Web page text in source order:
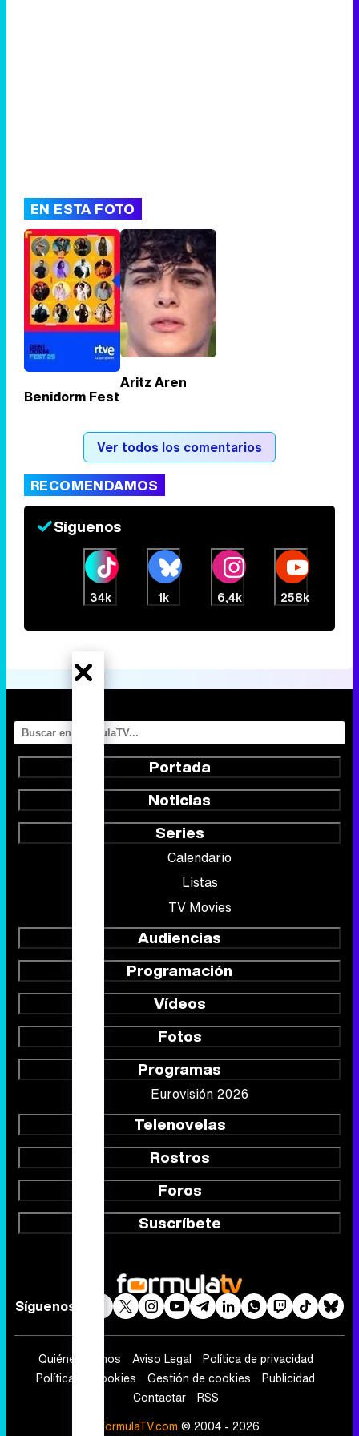
EN ESTA FOTO
Benidorm Fest
Aritz Aren
Ver todos los comentarios
RECOMENDAMOS
Síguenos
34k 1k 6,4k 258k
Portada
Noticias
Series
Calendario
Listas
TV Movies
Audiencias
Programación
Vídeos
Fotos
Programas
Eurovisión 2026
Telenovelas
Rostros
Foros
Suscríbete
Síguenos
Quiénes somos Aviso Legal
Política de privacidad
Política de cookies
Gestión de cookies
Publicidad
Contactar
RSS
FormulaTV.com © 2004 - 2026